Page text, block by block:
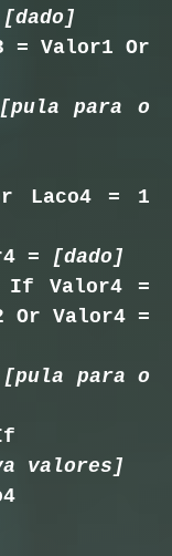
[dado]
Or
[pula para o
= 1
[dado]
=
Or Valor4 =
[pula para o
valores]